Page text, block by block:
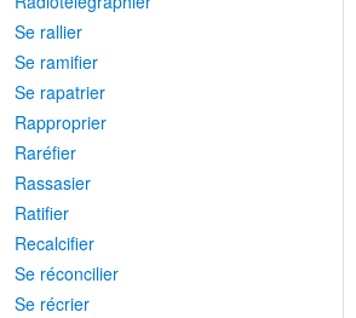
Se rallier
Se ramifier
Se rapatrier
Rapproprier
Raréfier
Rassasier
Ratifier
Recalcifier
Se réconcilier
Se récrier